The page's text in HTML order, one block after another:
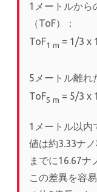
1メートルから
（ToF）：
ToF1 m = 1/3 x
5メートル離れ
ToF5 m = 5/3 x
1メートル以内
値は約3.33ナ
までに16.67ナ
この差異を容